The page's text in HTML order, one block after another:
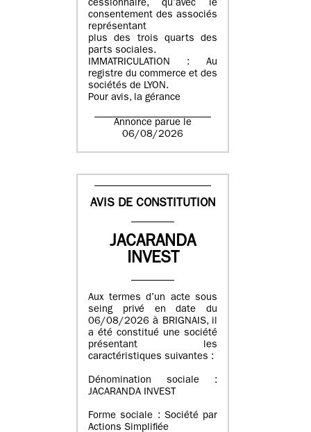
cessionnaire, qu’avec le
consentement des associés
représentant
plus des trois quarts des
parts sociales.
IMMATRICULATION : Au
registre du commerce et des
sociétés de LYON.
Pour avis, la gérance
Annonce parue le
06/08/2026
AVIS DE CONSTITUTION
JACARANDA
INVEST
Aux termes d’un acte sous
seing privé en date du
06/08/2026 à BRIGNAIS, il
a été constitué une société
présentant les
caractéristiques suivantes :
Dénomination sociale :
JACARANDA INVEST
Forme sociale : Société par
Actions Simplifiée